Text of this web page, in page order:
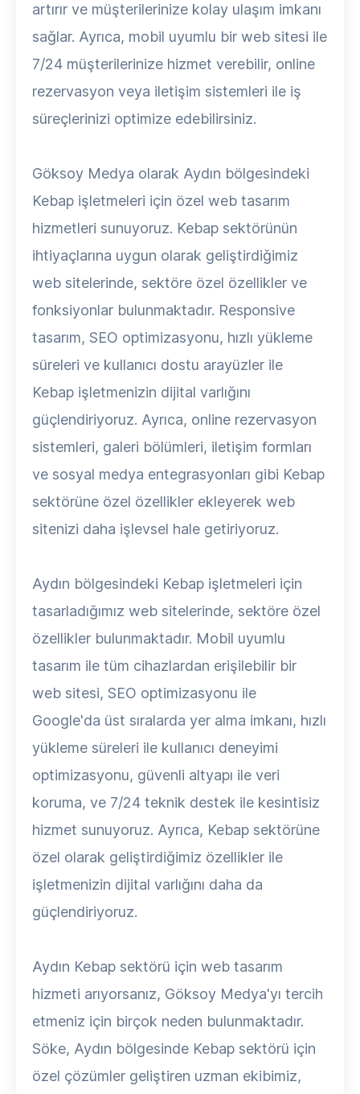
artırır ve müşterilerinize kolay ulaşım imkanı
sağlar. Ayrıca, mobil uyumlu bir web sitesi ile
7/24 müşterilerinize hizmet verebilir, online
rezervasyon veya iletişim sistemleri ile iş
süreçlerinizi optimize edebilirsiniz.
Göksoy Medya olarak Aydın bölgesindeki
Kebap işletmeleri için özel web tasarım
hizmetleri sunuyoruz. Kebap sektörünün
ihtiyaçlarına uygun olarak geliştirdiğimiz
web sitelerinde, sektöre özel özellikler ve
fonksiyonlar bulunmaktadır. Responsive
tasarım, SEO optimizasyonu, hızlı yükleme
süreleri ve kullanıcı dostu arayüzler ile
Kebap işletmenizin dijital varlığını
güçlendiriyoruz. Ayrıca, online rezervasyon
sistemleri, galeri bölümleri, iletişim formları
ve sosyal medya entegrasyonları gibi Kebap
sektörüne özel özellikler ekleyerek web
sitenizi daha işlevsel hale getiriyoruz.
Aydın bölgesindeki Kebap işletmeleri için
tasarladığımız web sitelerinde, sektöre özel
özellikler bulunmaktadır. Mobil uyumlu
tasarım ile tüm cihazlardan erişilebilir bir
web sitesi, SEO optimizasyonu ile
Google'da üst sıralarda yer alma imkanı, hızlı
yükleme süreleri ile kullanıcı deneyimi
optimizasyonu, güvenli altyapı ile veri
koruma, ve 7/24 teknik destek ile kesintisiz
hizmet sunuyoruz. Ayrıca, Kebap sektörüne
özel olarak geliştirdiğimiz özellikler ile
işletmenizin dijital varlığını daha da
güçlendiriyoruz.
Aydın Kebap sektörü için web tasarım
hizmeti arıyorsanız, Göksoy Medya'yı tercih
etmeniz için birçok neden bulunmaktadır.
Söke, Aydın bölgesinde Kebap sektörü için
özel çözümler geliştiren uzman ekibimiz,